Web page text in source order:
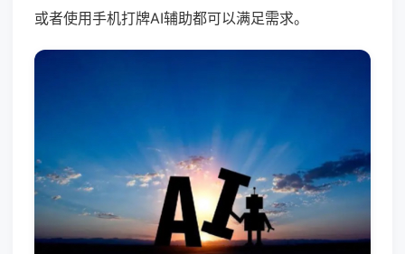
或者使用手机打牌AI辅助都可以满足需求。